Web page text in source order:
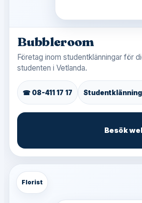
Bubbleroom
Företag inom studentklänningar för
studenten i Vetlanda.
☎ 08-411 17 17
Besök
Florist